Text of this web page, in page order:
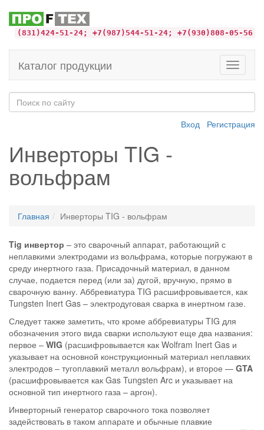
(831)424-51-24; +7(987)544-51-24; +7(930)808-05-56
Toggle
Каталог продукции
Вход Регистрация
Инверторы TIG -
вольфрам
Главная Инверторы TIG - вольфрам
Tig инвертор – это сварочный аппарат, работающий с
неплавкими электродами из вольфрама, которые погружают в
среду инертного газа. Присадочный материал, в данном
случае, подается перед (или за) дугой, вручную, прямо в
сварочную ванну. Аббревиатура TIG расшифровывается, как
Tungsten Inert Gas – электродуговая сварка в инертном газе.
Следует также заметить, что кроме аббревиатуры TIG для
обозначения этого вида сварки используют еще два названия:
первое – WIG (расшифровывается как Wolfram Inert Gas и
указывает на основной конструкционный материал неплавких
электродов – тугоплавкий металл вольфрам), и второе — GTA
(расшифровывается как Gas Tungsten Arc и указывает на
основной тип инертного газа – аргон).
Инверторный генератор сварочного тока позволяет
задействовать в таком аппарате и обычные плавкие